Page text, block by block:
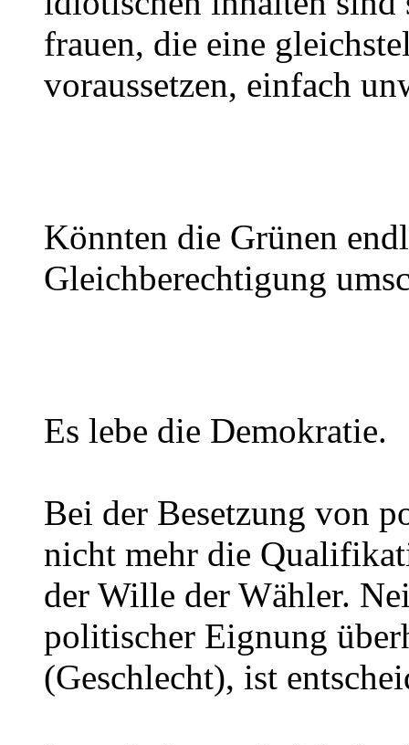
frauen, die eine
voraussetzen, einfach
Könnten die Grünen
Gleichberechtigung
Es lebe die Demokratie.
Bei der Besetzung von
nicht mehr die
der Wille der Wähler.
politischer Eignung
(Geschlecht), ist